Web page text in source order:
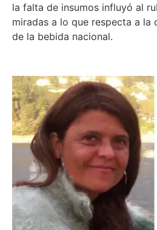
la falta de insumos influyó al
miradas a lo que respecta a la
de la bebida nacional.